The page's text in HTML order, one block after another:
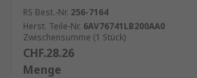
RS Best.-Nr. 256-7164
Herst. Teile-Nr. 6AV76741LB200AA0
Zwischensumme (1 Stück)
CHF.28.26
Menge